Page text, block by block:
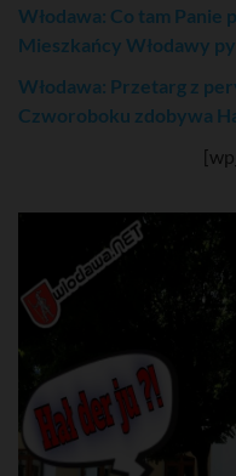
Włodawa: Co tam Panie
Mieszkańcy Włodawy
Włodawa: Przetarg z
Czworoboku zdobywa